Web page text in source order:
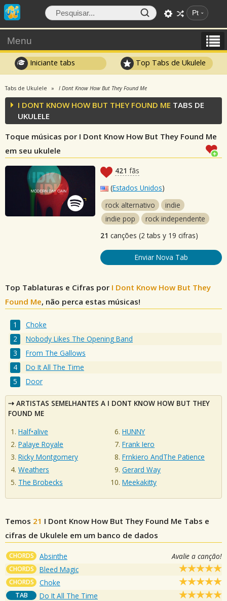
Pt
Menu
Iniciante tabs Top Tabs de Ukulele
Tabs de Ukulele I Dont Know How But They Found Me
I DONT KNOW HOW BUT THEY FOUND ME TABS DE
UKULELE
Toque músicas por I Dont Know How But They Found Me
em seu ukulele
421 fãs
(Estados Unidos)
rock alternativo
indie
indie pop
rock independente
21 canções (2 tabs y 19 cifras)
Enviar Nova Tab
Top Tablaturas e Cifras por I Dont Know How But They
Found Me, não perca estas músicas!
Choke
Nobody Likes The Opening Band
From The Gallows
Do It All The Time
Door
ARTISTAS SEMELHANTES A I DONT KNOW HOW BUT THEY
FOUND ME
Half•alive
Palaye Royale
Ricky Montgomery
Weathers
The Brobecks
HUNNY
Frank Iero
Frnkiero AndThe Patience
Gerard Way
Meekakitty
Temos 21 I Dont Know How But They Found Me Tabs e
cifras de Ukulele em um banco de dados
CHORDS Absinthe Avalie a canção!
CHORDS Bleed Magic
CHORDS Choke
TAB Do It All The Time